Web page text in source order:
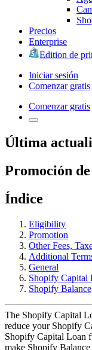
Precios
Enterprise
Edition de
Iniciar sesión
Comenzar gratis
Comenzar gratis
Última
Promoción
Índice
Eligibility
Promotion
Other Fees,
Additional
General
Shopify Capital
Shopify Balance
The Shopify Capital
reduce your Shopify
Shopify Capital Loan
make Shopify